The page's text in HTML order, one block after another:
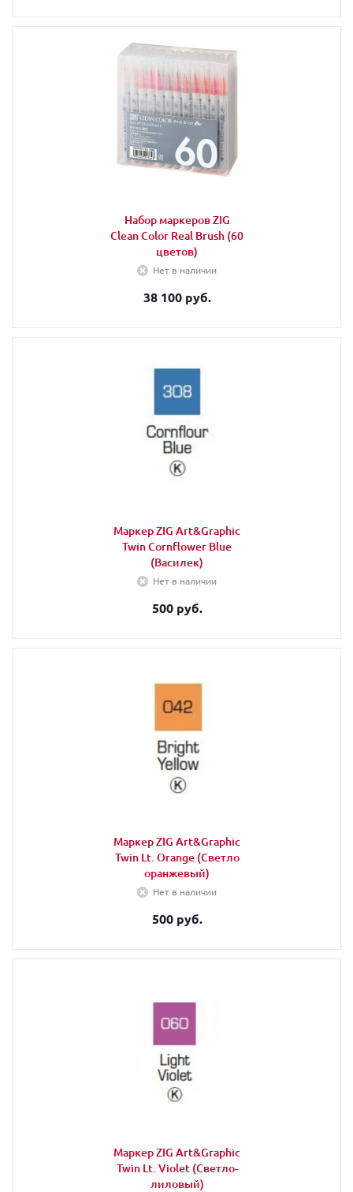
Набор маркеров ZIG
Clean Color Real Brush (60
цветов)
Нет в наличии
38 100 руб.
Маркер ZIG Art&Graphic
Twin Cornflower Blue
(Василек)
Нет в наличии
500 руб.
Маркер ZIG Art&Graphic
Twin Lt. Orange (Светло
оранжевый)
Нет в наличии
500 руб.
Маркер ZIG Art&Graphic
Twin Lt. Violet (Светло-
лиловый)